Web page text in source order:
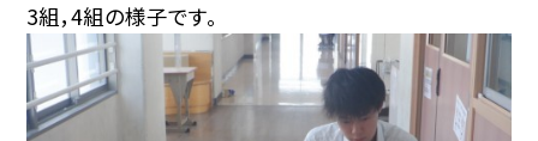
3組，4組の様子です。